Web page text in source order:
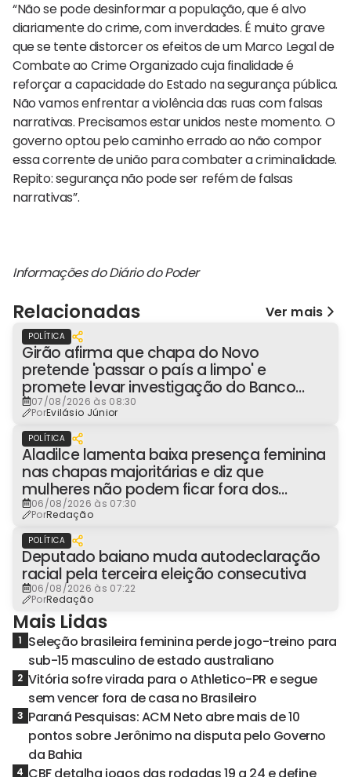
“Não se pode desinformar a população, que é alvo
diariamente do crime, com inverdades. É muito grave
que se tente distorcer os efeitos de um Marco Legal de
Combate ao Crime Organizado cuja finalidade é
reforçar a capacidade do Estado na segurança pública.
Não vamos enfrentar a violência das ruas com falsas
narrativas. Precisamos estar unidos neste momento. O
governo optou pelo caminho errado ao não compor
essa corrente de união para combater a criminalidade.
Repito: segurança não pode ser refém de falsas
narrativas”.
Informações do Diário do Poder
Relacionadas Ver mais
POLÍTICA
Girão afirma que chapa do Novo
pretende 'passar o país a limpo' e
promete levar investigação do Banco
Master à Presidência
07/08/2026 às 08:30
PorEvilásio Júnior
POLÍTICA
Aladilce lamenta baixa presença feminina
nas chapas majoritárias e diz que
mulheres não podem ficar fora dos
espaços de poder
06/08/2026 às 07:30
PorRedação
POLÍTICA
Deputado baiano muda autodeclaração
racial pela terceira eleição consecutiva
06/08/2026 às 07:22
PorRedação
Mais Lidas
1 Seleção brasileira feminina perde jogo-treino para
sub-15 masculino de estado australiano
2 Vitória sofre virada para o Athletico-PR e segue
sem vencer fora de casa no Brasileiro
3 Paraná Pesquisas: ACM Neto abre mais de 10
pontos sobre Jerônimo na disputa pelo Governo
da Bahia
4 CBF detalha jogos das rodadas 19 a 24 e define